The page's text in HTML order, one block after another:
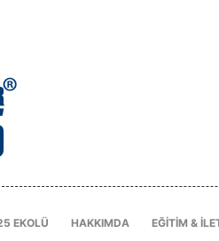
EKOLÜ HAKKIMDA EĞITIM &